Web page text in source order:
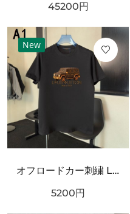
45200円
New
オフロードカー刺繍 LOUIS VUITTON ルイヴィトン コピー Tシャツ ブラックカラー フロントグラフィック 半袖デザイン ストリート感ある仕上がり
5200円